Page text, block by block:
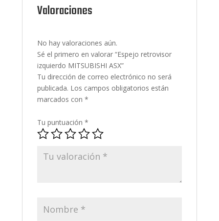
Valoraciones
No hay valoraciones aún.
Sé el primero en valorar “Espejo retrovisor
izquierdo MITSUBISHI ASX”
Tu dirección de correo electrónico no será
publicada. Los campos obligatorios están
marcados con *
Tu puntuación *